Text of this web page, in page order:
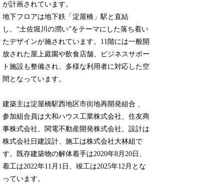
が計画されています。
地下フロアは地下鉄「淀屋橋」駅と直結
し、“土佐堀川の潤い”をテーマにした落ち着い
たデザインが施されています。11階には一般開
放された屋上庭園や飲食店舗、ビジネスサポー
ト施設も整備され、多様な利用者に対応した空
間となっています。
建築主は淀屋橋駅西地区市街地再開発組合 、
参加組合員は大和ハウス工業株式会社、住友商
事株式会社、関電不動産開発株式会社、設計は
株式会社日建設計、施工は株式会社大林組で
す。既存建築物の解体着手は2020年8月20日、
着工は2022年11月1日、竣工は2025年12月とな
っています。